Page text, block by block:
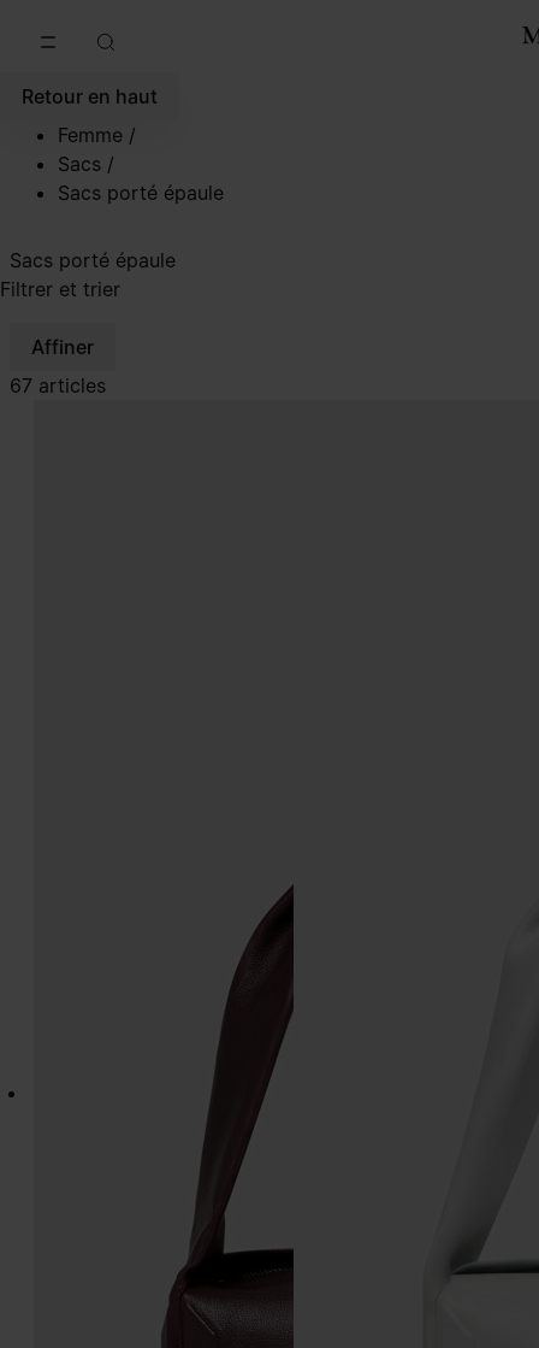
Retour en haut
Femme /
Sacs /
Sacs porté épaule
Sacs porté épaule
Filtrer et trier
Affiner
67 articles